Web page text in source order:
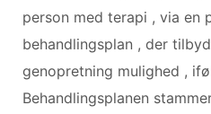
person med terapi , via en
behandlingsplan , der
genopretning mulighed ,
Behandlingsplanen